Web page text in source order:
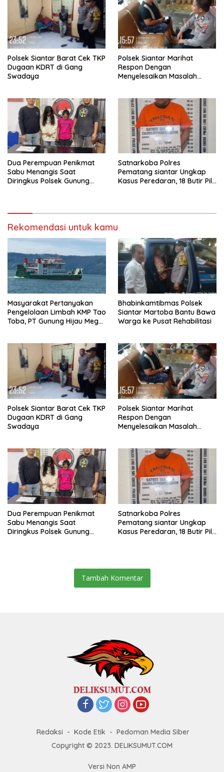
Polsek Siantar Barat Cek TKP
Dugaan KDRT di Gang
Swadaya
Polsek Siantar Marihat
Respon Dengan
Menyelesaikan Masalah
Dua Perempuan Penikmat
Sabu Menangis Saat
Diringkus Polsek Gunung
Satnarkoba Polres
Pematang siantar Ungkap
Kasus Peredaran, 18 Butir Pil
Rekomendasi untuk kamu
Masyarakat Pertanyakan
Pengelolaan Limbah KMP Tao
Toba, PT Gunung Hijau Mega
Bhabinkamtibmas Polsek
Siantar Martoba Bantu Bawa
Warga ke Pusat Rehabilitasi
Polsek Siantar Barat Cek TKP
Dugaan KDRT di Gang
Swadaya
Polsek Siantar Marihat
Respon Dengan
Menyelesaikan Masalah
Dua Perempuan Penikmat
Sabu Menangis Saat
Diringkus Polsek Gunung
Satnarkoba Polres
Pematang siantar Ungkap
Kasus Peredaran, 18 Butir Pil
Tambah Komentar
Redaksi Kode Etik
Pedoman Media Siber
Copyright © 2023. DELIKSUMUT.COM
Versi Non AMP